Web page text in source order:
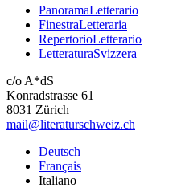
PanoramaLetterario
FinestraLetteraria
RepertorioLetterario
LetteraturaSvizzera
c/o A*dS
Konradstrasse 61
8031 Zürich
mail@literaturschweiz.ch
Deutsch
Français
Italiano